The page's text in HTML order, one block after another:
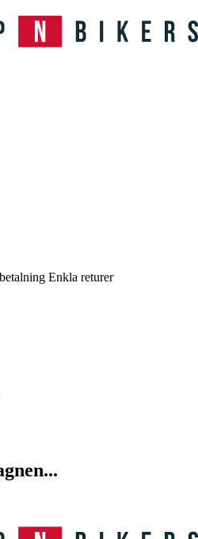
Enkla returer